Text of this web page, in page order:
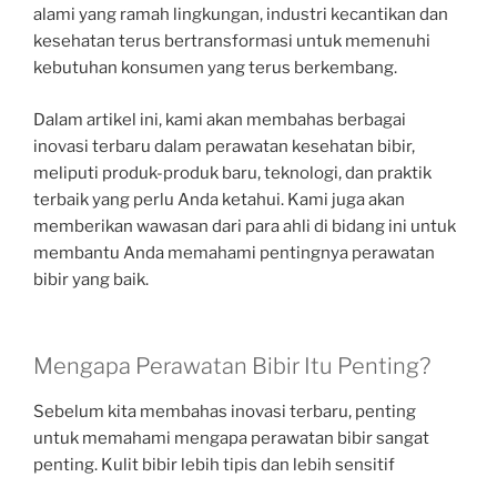
alami yang ramah lingkungan, industri kecantikan dan
kesehatan terus bertransformasi untuk memenuhi
kebutuhan konsumen yang terus berkembang.
Dalam artikel ini, kami akan membahas berbagai
inovasi terbaru dalam perawatan kesehatan bibir,
meliputi produk-produk baru, teknologi, dan praktik
terbaik yang perlu Anda ketahui. Kami juga akan
memberikan wawasan dari para ahli di bidang ini untuk
membantu Anda memahami pentingnya perawatan
bibir yang baik.
Mengapa Perawatan Bibir Itu Penting?
Sebelum kita membahas inovasi terbaru, penting
untuk memahami mengapa perawatan bibir sangat
penting. Kulit bibir lebih tipis dan lebih sensitif